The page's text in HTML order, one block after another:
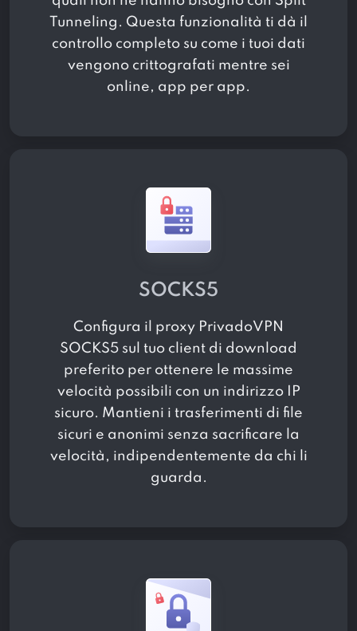
Tunneling. Questa funzionalità ti dà il
controllo completo su come i tuoi dati
vengono crittografati mentre sei
online, app per app.
SOCKS5
Configura il proxy PrivadoVPN
SOCKS5 sul tuo client di download
preferito per ottenere le massime
velocità possibili con un indirizzo IP
sicuro. Mantieni i trasferimenti di file
sicuri e anonimi senza sacrificare la
velocità, indipendentemente da chi li
guarda.